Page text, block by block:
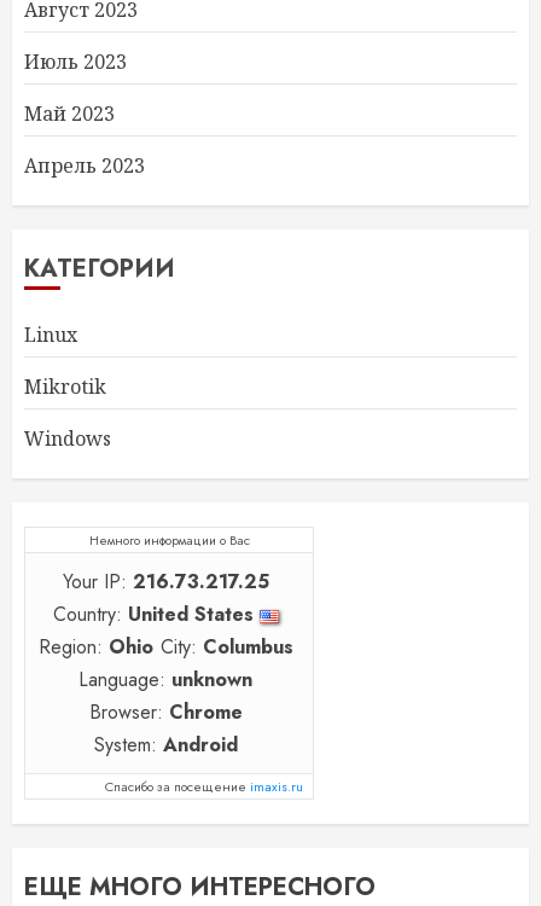
Август 2023
Июль 2023
Май 2023
Апрель 2023
КАТЕГОРИИ
Linux
Mikrotik
Windows
Немного информации о Вас
Your IP: 216.73.217.25
Country: United States
Region: Ohio City: Columbus
Language: unknown
Browser: Chrome
System: Android
Спасибо за посещение imaxis.ru
ЕЩЕ МНОГО ИНТЕРЕСНОГО